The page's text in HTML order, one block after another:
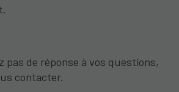
pas de réponse à vos questions,
contacter.